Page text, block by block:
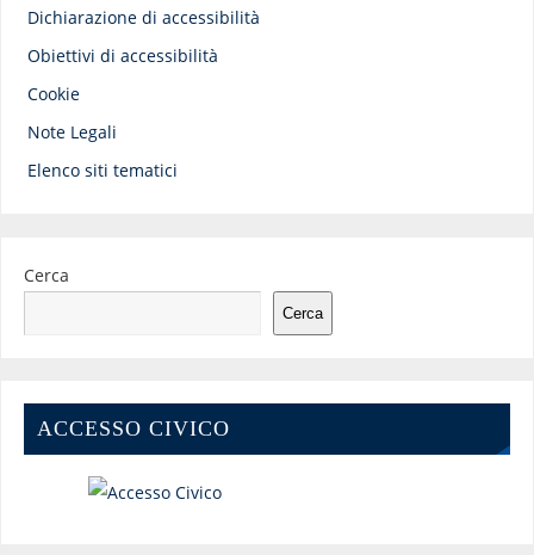
Dichiarazione di accessibilità
Obiettivi di accessibilità
Cookie
Note Legali
Elenco siti tematici
Cerca
Cerca
ACCESSO CIVICO